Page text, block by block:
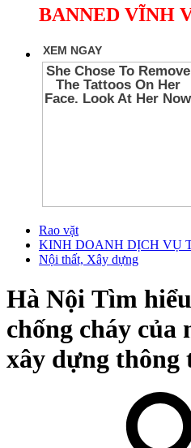
BANNED VĨNH
Rao vặt
KINH DOANH DỊCH VỤ
Nội thất, Xây dựng
Hà Nội Tìm
chống cháy của
xây dựng thông